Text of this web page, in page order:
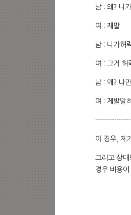
남 : 왜? 니
여 : 제발
남 : 니가허
여 : 그거 허
남 : 왜? 나
여 : 제발말
이 경우, 제
그리고 상대
경우 비용